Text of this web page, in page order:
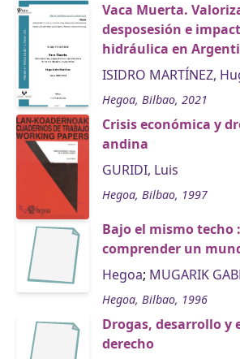
Vaca Muerta.
desposesión e
hidráulica en
ISIDRO MARTÍNEZ,
Hegoa, Bilbao, 2021
Crisis económica y
andina
GURIDI, Luis
Hegoa, Bilbao, 1997
Bajo el mismo techo
comprender un
Hegoa; MUGARIK
Hegoa, Bilbao, 1996
Drogas, desarrollo y
derecho